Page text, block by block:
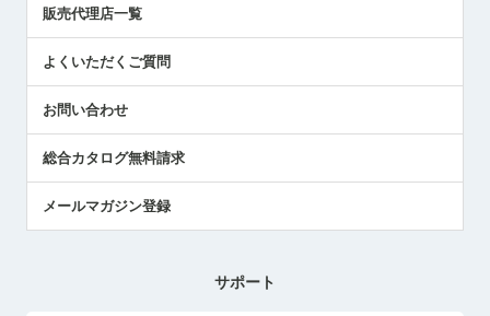
中小企業のBCP地震対策
センサのテクニカルガイド
社長ブログ
販売代理店一覧
よくいただくご質問
お問い合わせ
総合カタログ無料請求
メールマガジン登録
サポート